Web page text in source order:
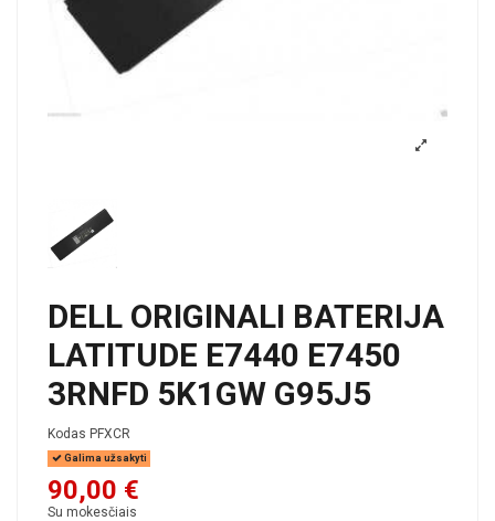
DELL ORIGINALI BATERIJA
LATITUDE E7440 E7450
3RNFD 5K1GW G95J5
Kodas PFXCR
Galima užsakyti
90,00 €
Su mokesčiais